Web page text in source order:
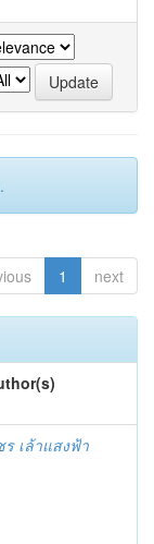
1 next
ร เล้าแสงฟ้า